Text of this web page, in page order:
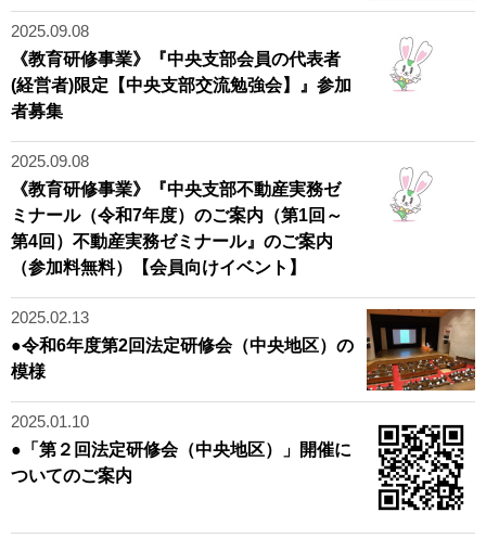
2025.09.08
《教育研修事業》『中央支部会員の代表者
(経営者)限定【中央支部交流勉強会】』参加
者募集
2025.09.08
《教育研修事業》『中央支部不動産実務ゼ
ミナール（令和7年度）のご案内（第1回～
第4回）不動産実務ゼミナール』のご案内
（参加料無料）【会員向けイベント】
2025.02.13
●令和6年度第2回法定研修会（中央地区）の
模様
2025.01.10
●「第２回法定研修会（中央地区）」開催に
ついてのご案内